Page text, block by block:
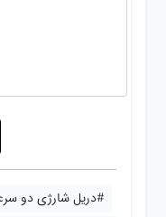
#دریل شارژی دو